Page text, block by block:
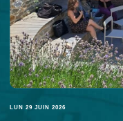
LUN 29 JUIN 2026